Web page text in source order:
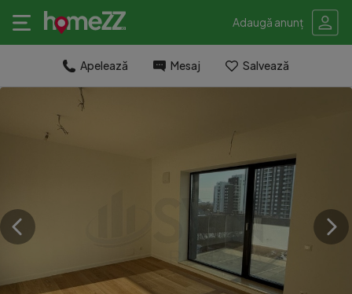
Adaugă anunț
Apelează Mesaj Salvează